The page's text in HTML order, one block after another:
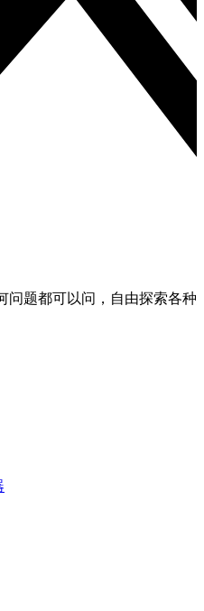
问题都可以问，自由探索各种